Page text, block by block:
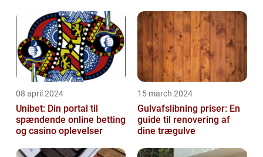
08 april 2024
Unibet: Din portal til
spændende online betting
og casino oplevelser
15 march 2024
Gulvafslibning priser: En
guide til renovering af
dine trægulve